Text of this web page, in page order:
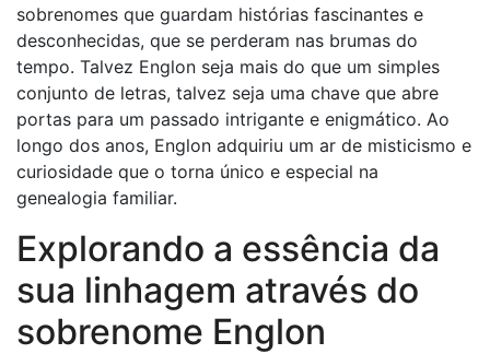
sobrenomes que guardam histórias fascinantes e
desconhecidas, que se perderam nas brumas do
tempo. Talvez Englon seja mais do que um simples
conjunto de letras, talvez seja uma chave que abre
portas para um passado intrigante e enigmático. Ao
longo dos anos, Englon adquiriu um ar de misticismo e
curiosidade que o torna único e especial na
genealogia familiar.
Explorando a essência da
sua linhagem através do
sobrenome Englon